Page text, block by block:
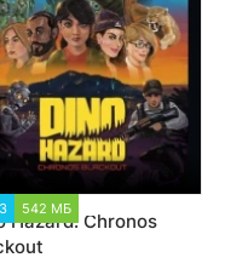
542 МБ
Hazard: Chronos